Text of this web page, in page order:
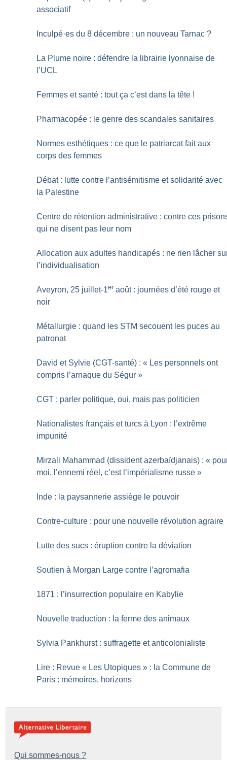
associatif
Inculpé·es du 8 décembre : un nouveau Tarnac ?
La Plume noire : défendre la librairie lyonnaise de
l’UCL
Femmes et santé : tout ça c’est dans la tête !
Pharmacopée : le genre des scandales sanitaires
Normes esthétiques : ce que le patriarcat fait aux
corps des femmes
Débat : lutte contre l’antisémitisme et solidarité avec
la Palestine
Centre de rétention administrative : contre ces
qui ne disent pas leur nom
Allocation aux adultes handicapés : ne rien lâcher
l’individualisation
Aveyron, 25 juillet-1er août : journées d’été rouge et
noir
Métallurgie : quand les STM secouent les puces au
patronat
David et Sylvie (CGT-santé) : « Les personnels ont
compris l’arnaque du Ségur »
CGT : parler politique, oui, mais pas politicien
Nationalistes français et turcs à Lyon : l’extrême
impunité
Mirzali Mahammad (dissident azerbaïdjanais) : «
moi, l’ennemi réel, c’est l’impérialisme russe »
Inde : la paysannerie assiège le pouvoir
Contre-culture : pour une nouvelle révolution agraire
Lutte des sucs : éruption contre la déviation
Soutien à Morgan Large contre l’agromafia
1871 : l’insurrection populaire en Kabylie
Nouvelle traduction : la ferme des animaux
Sylvia Pankhurst : suffragette et anticolonialiste
Lire : Revue « Les Utopiques » : la Commune de
Paris : mémoires, horizons
Qui sommes-nous ?